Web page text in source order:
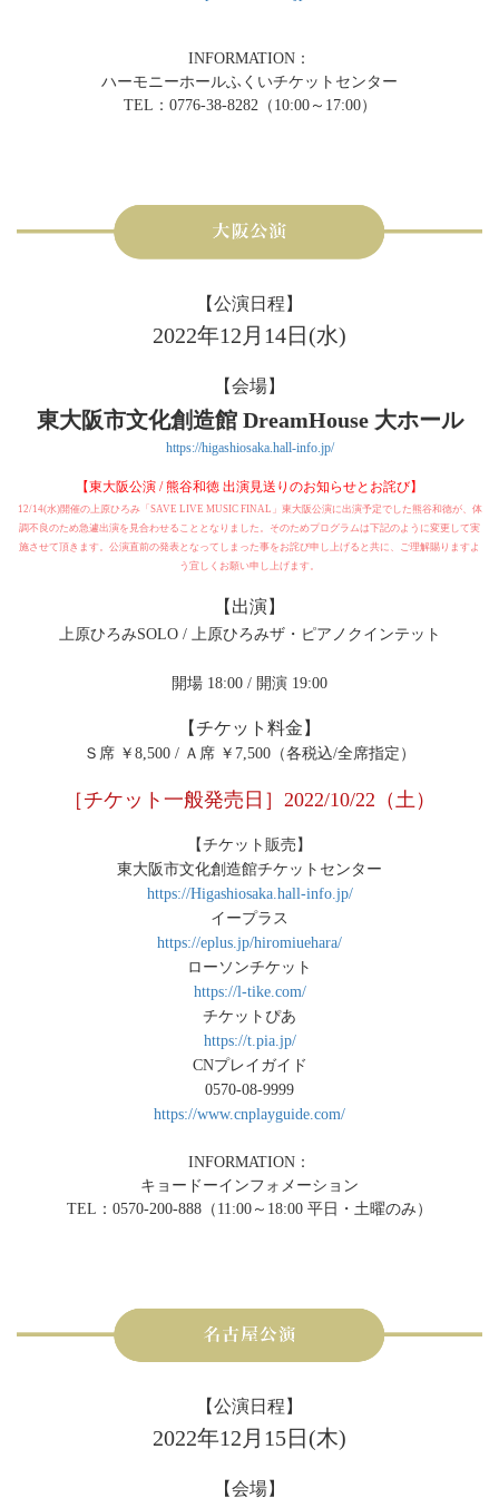
INFORMATION：
ハーモニーホールふくいチケットセンター
TEL：0776-38-8282（10:00～17:00）
【公演日程】
2022年12月14日(水)
【会場】
東大阪市文化創造館 DreamHouse 大ホール
https://higashiosaka.hall-info.jp/
【東大阪公演 / 熊谷和徳 出演見送りのお知らせとお詫び】
12/14(水)開催の上原ひろみ「SAVE LIVE MUSIC FINAL」東大阪公演に出演予定でした熊谷和徳が、体
調不良のため急遽出演を見合わせることとなりました。そのためプログラムは下記のように変更して実
施させて頂きます。公演直前の発表となってしまった事をお詫び申し上げると共に、ご理解賜りますよ
う宜しくお願い申し上げます。
【出演】
上原ひろみSOLO / 上原ひろみザ・ピアノクインテット
開場 18:00 / 開演 19:00
【チケット料金】
Ｓ席 ￥8,500 / Ａ席 ￥7,500（各税込/全席指定）
［チケット一般発売日］2022/10/22（土）
【チケット販売】
東大阪市文化創造館チケットセンター
https://Higashiosaka.hall-info.jp/
イープラス
https://eplus.jp/hiromiuehara/
ローソンチケット
https://l-tike.com/
チケットぴあ
https://t.pia.jp/
CNプレイガイド
0570-08-9999
https://www.cnplayguide.com/
INFORMATION：
キョードーインフォメーション
TEL：0570-200-888（11:00～18:00 平日・土曜のみ）
【公演日程】
2022年12月15日(木)
【会場】